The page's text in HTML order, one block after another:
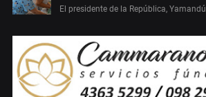
El presidente de la República,